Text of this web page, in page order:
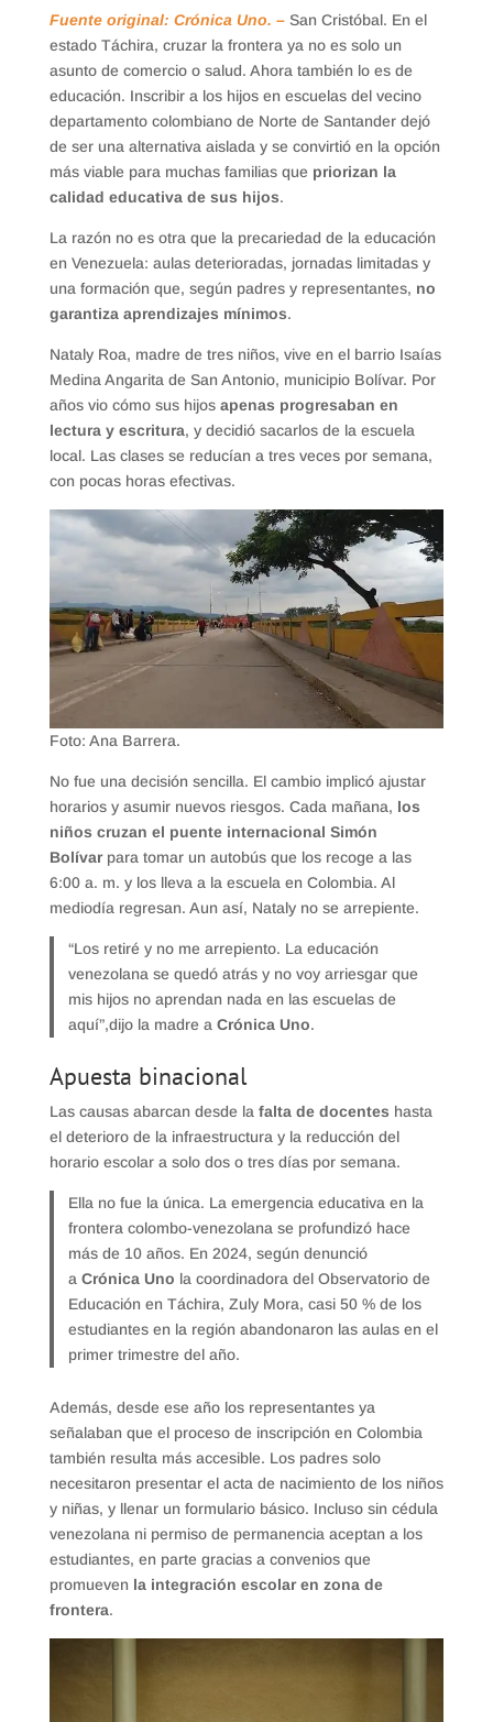
Fuente original: Crónica Uno. – San Cristóbal. En el
estado Táchira, cruzar la frontera ya no es solo un
asunto de comercio o salud. Ahora también lo es de
educación. Inscribir a los hijos en escuelas del vecino
departamento colombiano de Norte de Santander dejó
de ser una alternativa aislada y se convirtió en la opción
más viable para muchas familias que priorizan la
calidad educativa de sus hijos.
La razón no es otra que la precariedad de la educación
en Venezuela: aulas deterioradas, jornadas limitadas y
una formación que, según padres y representantes, no
garantiza aprendizajes mínimos.
Nataly Roa, madre de tres niños, vive en el barrio Isaías
Medina Angarita de San Antonio, municipio Bolívar. Por
años vio cómo sus hijos apenas progresaban en
lectura y escritura, y decidió sacarlos de la escuela
local. Las clases se reducían a tres veces por semana,
con pocas horas efectivas.
Foto: Ana Barrera.
No fue una decisión sencilla. El cambio implicó ajustar
horarios y asumir nuevos riesgos. Cada mañana, los
niños cruzan el puente internacional Simón
Bolívarpara tomar un autobús que los recoge a las
6:00 a. m. y los lleva a la escuela en Colombia. Al
mediodía regresan. Aun así, Nataly no se arrepiente.
“Los retiré y no me arrepiento. La educación
venezolana se quedó atrás y no voy arriesgar que
mis hijos no aprendan nada en las escuelas de
aquí”,dijo la madre aCrónica Uno.
Apuesta binacional
Las causas abarcan desde la falta de docentes hasta
el deterioro de la infraestructura y la reducción del
horario escolar a solo dos o tres días por semana.
Ella no fue la única. La emergencia educativa en la
frontera colombo-venezolana se profundizó hace
más de 10 años. En 2024, según denunció
aCrónica Uno la coordinadora del Observatorio de
Educación en Táchira, Zuly Mora, casi 50 % de los
estudiantes en la región abandonaron las aulas en el
primer trimestre del año.
Además, desde ese año los representantes ya
señalaban que el proceso de inscripción en Colombia
también resulta más accesible. Los padres solo
necesitaron presentar el acta de nacimiento de los niños
y niñas, y llenar un formulario básico. Incluso sin cédula
venezolana ni permiso de permanencia aceptan a los
estudiantes, en parte gracias a convenios que
promueven la integración escolar en zona de
frontera.